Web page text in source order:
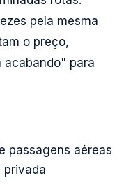
pela mesma
o preço,
acabando" para
passagens aéreas
privada